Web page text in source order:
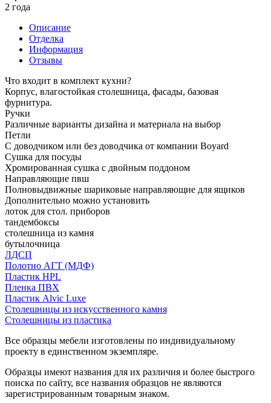
2 года
Описание
Отделка
Информация
Отзывы
Что входит в комплект кухни?
Корпус, влагостойкая столешница, фасады, базовая
фурнитура.
Ручки
Различные варианты дизайна и материала на выбор
Петли
С доводчиком или без доводчика от компании Boyard
Сушка для посуды
Хромированная сушка с двойным поддоном
Направляющие пвш
Полновыдвижные шариковые направляющие для ящиков
Дополнительно можно установить
лоток для стол. приборов
тандембоксы
столешница из камня
бутылочница
ЛДСП
Полотно АГТ (МДФ)
Пластик HPL
Пленка ПВХ
Пластик Alvic Luxe
Столешницы из искусственного камня
Столешницы из пластика
Все образцы мебели изготовлены по индивидуальному
проекту в единственном экземпляре.
Образцы имеют названия для их различия и более быстрого
поиска по сайту, все названия образцов не являются
зарегистрированным товарным знаком.